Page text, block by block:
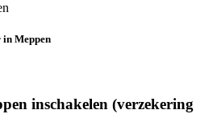
Meppen
inschakelen (verzekering